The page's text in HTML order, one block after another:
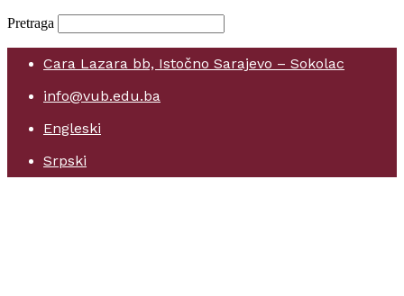
Pretraga
Cara Lazara bb, Istočno Sarajevo – Sokolac
info@vub.edu.ba
Engleski
Srpski